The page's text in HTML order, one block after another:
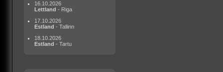
16.10.2026
Lettland - Riga
17.10.2026
Estland - Tallinn
18.10.2026
Estland - Tartu